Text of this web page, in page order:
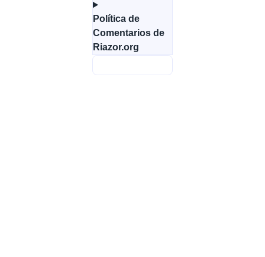
Política de
Comentarios de
Riazor.org